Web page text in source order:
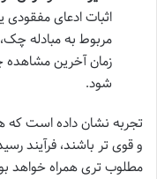
اثبات ادعای
مربوط به مبادله
زمان آخرین مشاهده
شود.
تجربه نشان داده است که
و قوی تر باشند، فرآیند
مطلوب تری همراه خواهد